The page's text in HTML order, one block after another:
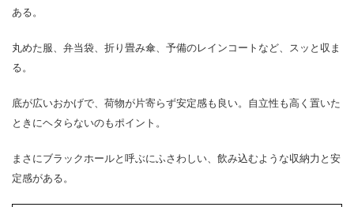
ある。
丸めた服、弁当袋、折り畳み傘、予備のレインコートなど、スッと収ま
る。
底が広いおかげで、荷物が片寄らず安定感も良い。自立性も高く置いた
ときにヘタらないのもポイント。
まさにブラックホールと呼ぶにふさわしい、飲み込むような収納力と安
定感がある。